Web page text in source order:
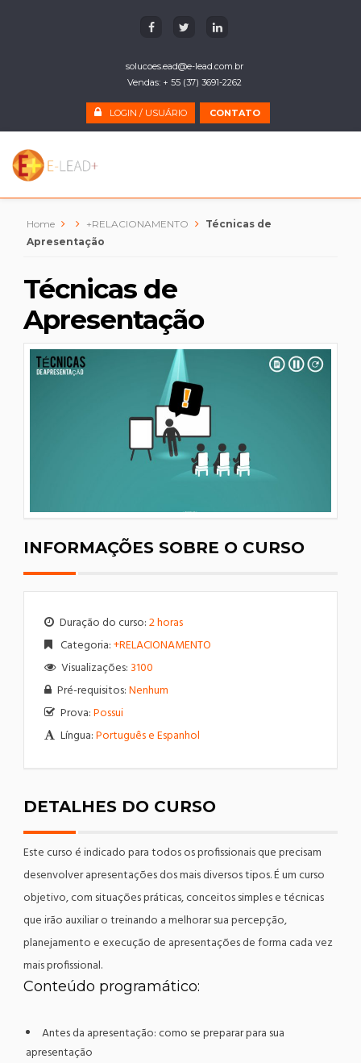
solucoes.ead@e-lead.com.br
Vendas: + 55 (37) 3691-2262
LOGIN / USUÁRIO CONTATO
Home +RELACIONAMENTO
Técnicas de
Apresentação
Técnicas de
Apresentação
INFORMAÇÕES SOBRE O CURSO
Duração do curso:2 horas
Categoria:+RELACIONAMENTO
Visualizações: 3100
Pré-requisitos:Nenhum
Prova:Possui
Língua:Português e Espanhol
DETALHES DO CURSO
Este curso é indicado para todos os profissionais que precisam
desenvolver apresentações dos mais diversos tipos. É um curso
objetivo, com situações práticas, conceitos simples e técnicas
que irão auxiliar o treinando a melhorar sua percepção,
planejamento e execução de apresentações de forma cada vez
mais profissional.
Conteúdo programático:
Antes da apresentação: como se preparar para sua
apresentação